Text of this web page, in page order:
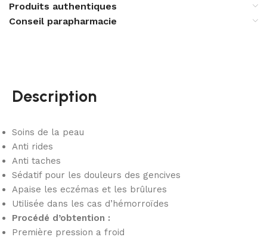
Produits authentiques
Conseil parapharmacie
Description
Soins de la peau
Anti rides
Anti taches
Sédatif pour les douleurs des gencives
Apaise les eczémas et les brûlures
Utilisée dans les cas d’hémorroïdes
Procédé d’obtention :
Première pression a froid